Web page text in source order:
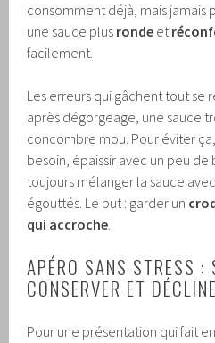
consomment déjà, mais jamais
une sauce plus ronde et
facilement.
Les erreurs qui gâchent tout se
après dégorgeage, une sauce
concombre mou. Pour éviter
besoin, épaissir avec un peu
toujours mélanger la sauce
égouttés. Le but : garder un
qui accroche.
APÉRO SANS STRESS :
CONSERVER ET
Pour une présentation qui fait